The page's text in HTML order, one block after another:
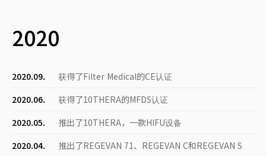
2020
2020.09.
获得了Filter Medical的CE认证
2020.06.
获得了10THERA的MFDS认证
2020.05.
推出了10THERA，一款HIFU设备
2020.04.
推出了REGEVAN 71、REGEVAN C和REGEVAN S